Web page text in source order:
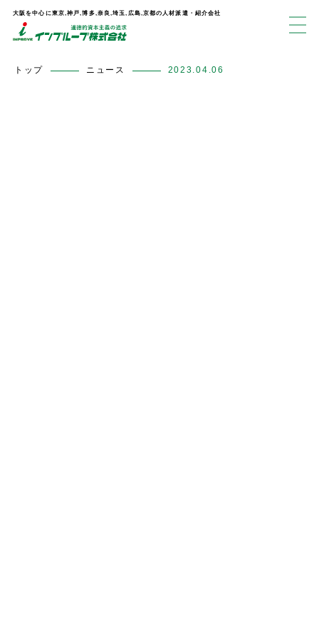
大阪を中心に東京,神戸,博多,奈良,埼玉,広島,京都の人材派遣・紹介会社
トップ ニュース 2023.04.06